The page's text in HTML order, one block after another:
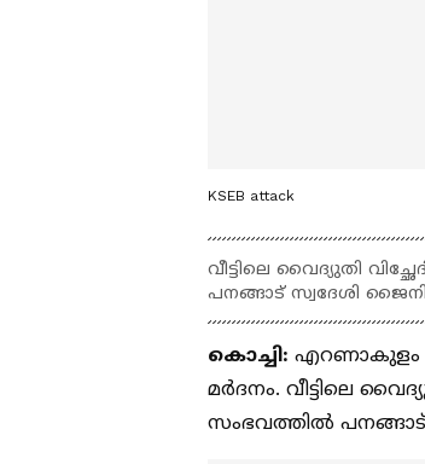
KSEB attack
വീട്ടിലെ വൈദ്യുതി
പനങ്ങാട് സ്വദേശി
കൊച്ചി: എറണാകുളം
മർദനം. വീട്ടിലെ
സംഭവത്തിൽ